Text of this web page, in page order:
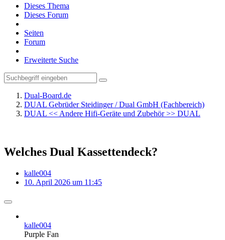
Dieses Thema
Dieses Forum
Seiten
Forum
Erweiterte Suche
Dual-Board.de
DUAL Gebrüder Steidinger / Dual GmbH (Fachbereich)
DUAL << Andere Hifi-Geräte und Zubehör >> DUAL
Welches Dual Kassettendeck?
kalle004
10. April 2026 um 11:45
kalle004
Purple Fan